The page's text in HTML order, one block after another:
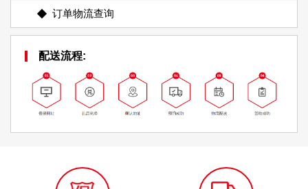
订单物流查询
配送流程: